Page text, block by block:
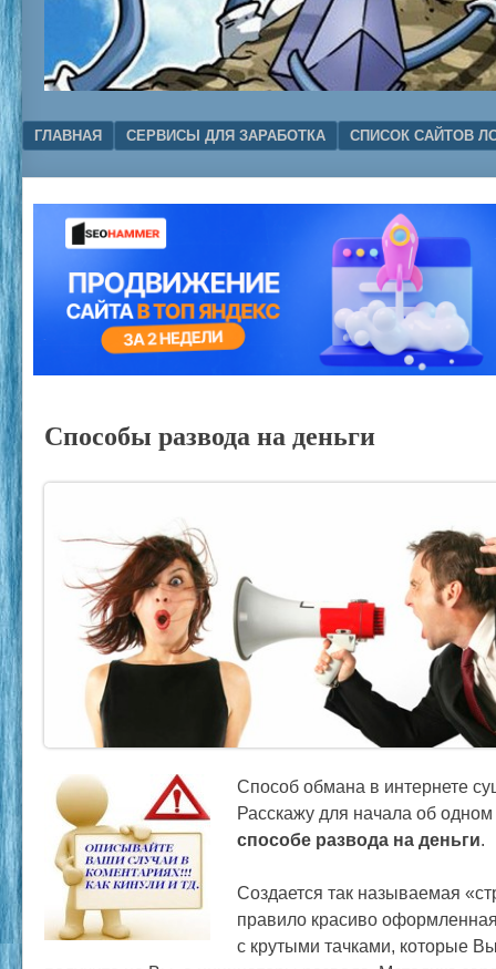
Menu
SKIP TO CONTENT
ГЛАВНАЯ СЕРВИСЫ ДЛЯ ЗАРАБОТКА СПИСОК САЙТОВ
Способы развода на деньги
Способ обмана в интернете
Расскажу для начала об
способе развода на деньги.
Создается так называемая
правило красиво
с крутыми тачками, которые